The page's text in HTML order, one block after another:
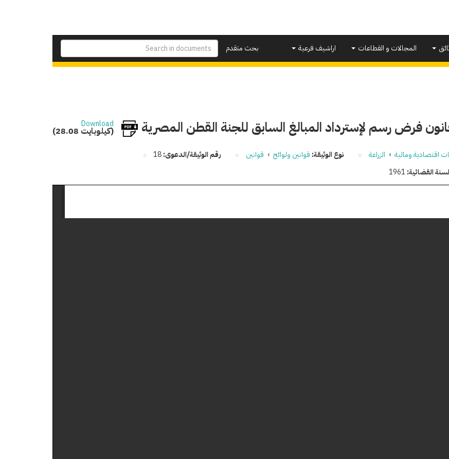
بحث متقدم
المجالات و القطاعات اراشيف فرعية
فرض رسم لإسترداد المبالغ السابق للجنة القطن المصرية Download
(28.08 كيلوبايت)
اقتصادية ومالية › الزراعة نوع الوثيقة: قوانين ولوائح › قوانين رقم الوثيقة/الدعوى:18
القضائية: 1961